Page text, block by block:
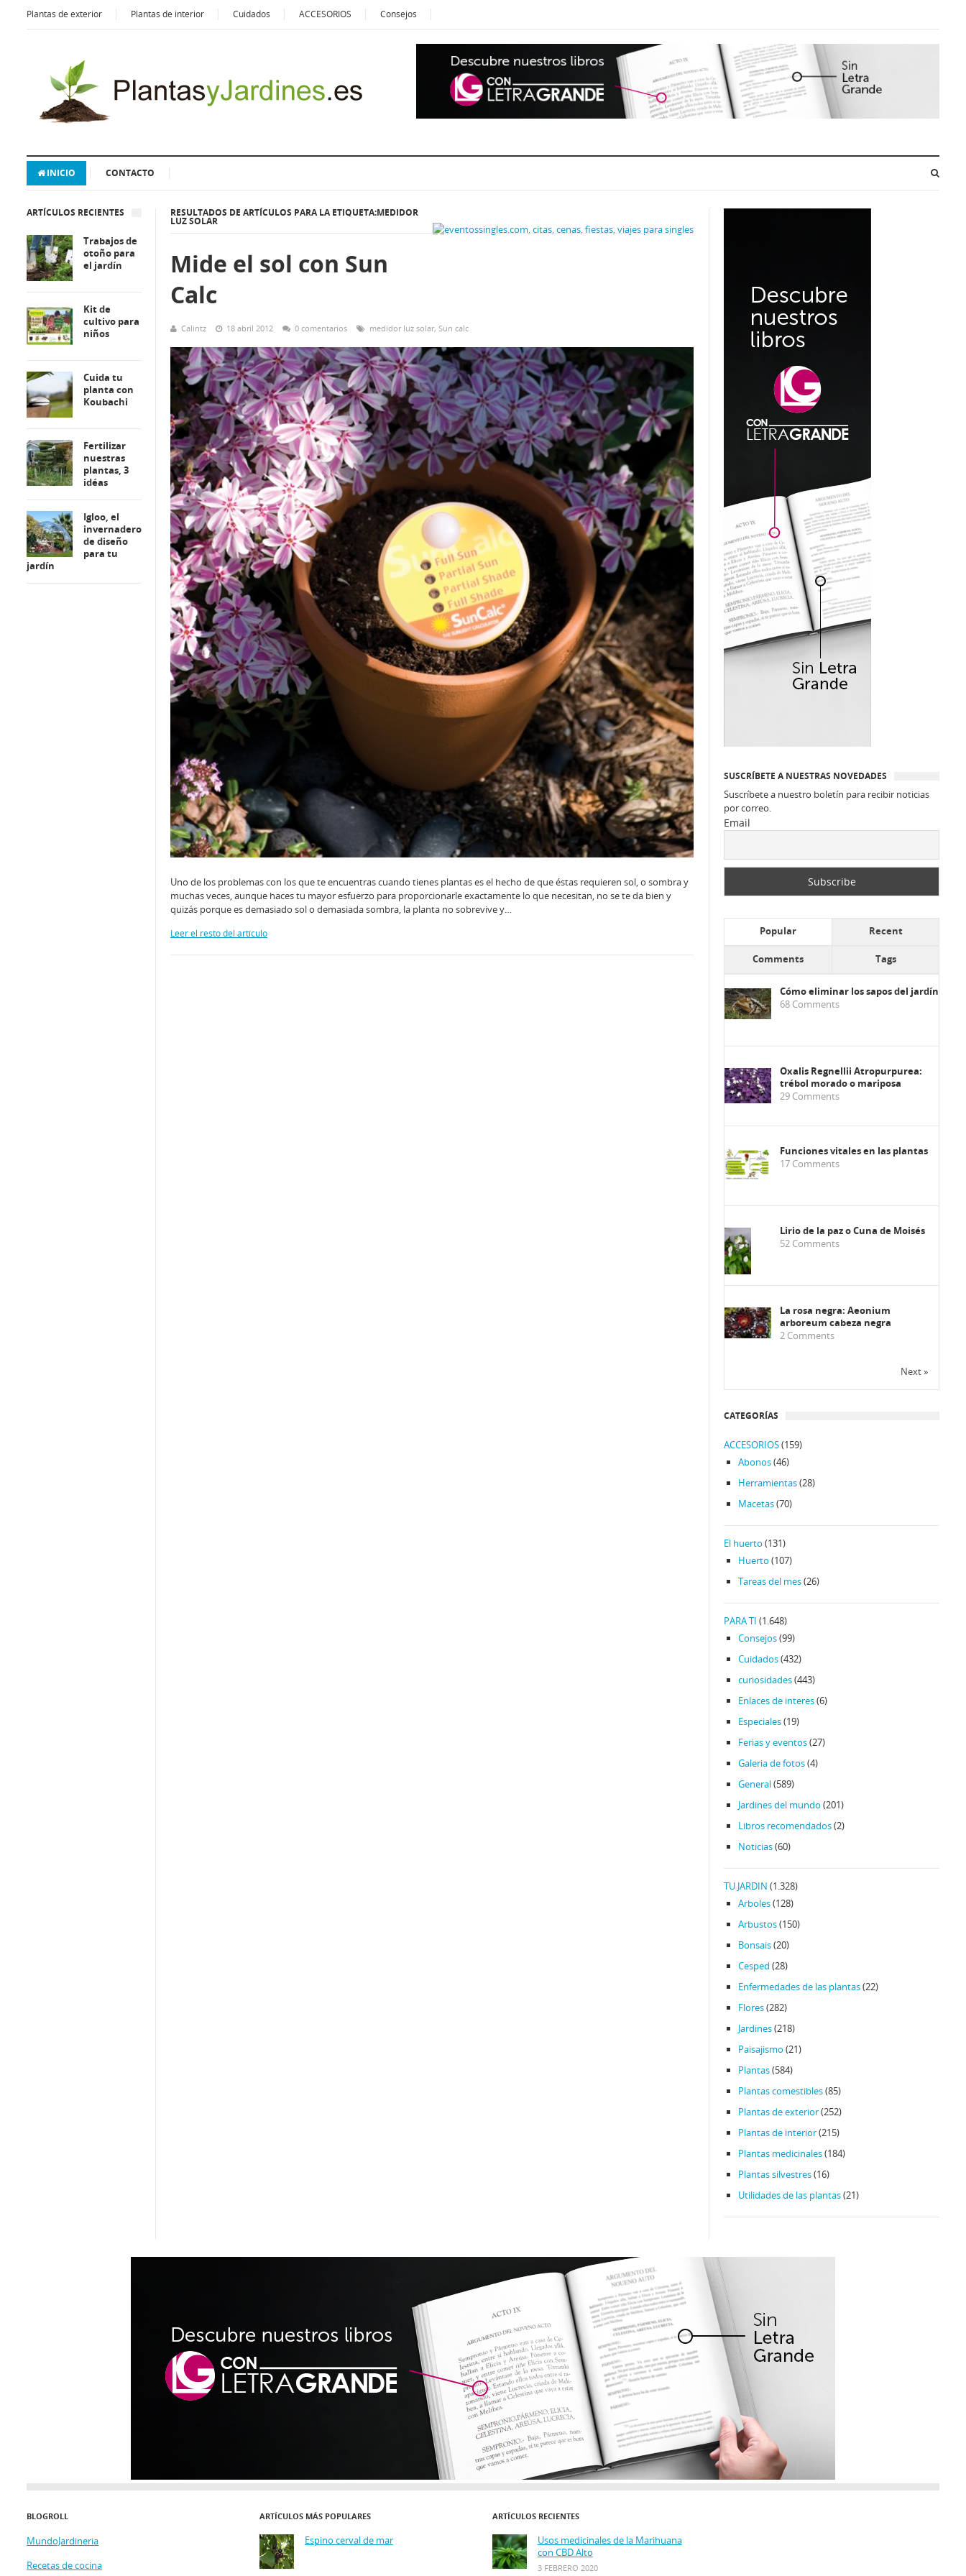
Plantas de exterior Plantas de interior Cuidados ACCESORIOS Consejos
INICIO CONTACTO
RESULTADOS DE ARTÍCULOS PARA LA ETIQUETA:MEDIDOR
LUZ SOLAR
Mide el sol con Sun
Calc
Calintz 18 abril 2012 0 comentarios medidor luz solar, Sun calc
Uno de los problemas con los que te encuentras cuando tienes plantas es el hecho de que éstas requieren sol, o sombra y
muchas veces, aunque haces tu mayor esfuerzo para proporcionarle exactamente lo que necesitan, no se te da bien y
quizás porque es demasiado sol o demasiada sombra, la planta no sobrevive y…
Leer el resto del artículo
ARTÍCULOS RECIENTES
Trabajos de
otoño para
el jardín
Kit de
cultivo para
niños
Cuida tu
planta con
Koubachi
Fertilizar
nuestras
plantas, 3
idéas
Igloo, el
invernadero
de diseño
para tu
jardín
SUSCRÍBETE A NUESTRAS NOVEDADES
Suscríbete a nuestro boletín para recibir noticias
por correo.
Email
Popular Recent
Comments Tags
Cómo eliminar los sapos del jardín
68 Comments
Oxalis Regnellii Atropurpurea:
trébol morado o mariposa
29 Comments
Funciones vitales en las plantas
17 Comments
Lirio de la paz o Cuna de Moisés
52 Comments
La rosa negra: Aeonium
arboreum cabeza negra
2 Comments
Next »
CATEGORÍAS
ACCESORIOS(159)
Abonos(46)
Herramientas(28)
Macetas(70)
El huerto (131)
Huerto (107)
Tareas del mes(26)
PARA TI (1.648)
Consejos(99)
Cuidados(432)
curiosidades(443)
Enlaces de interes(6)
Especiales(19)
Ferias y eventos(27)
Galeria de fotos(4)
General(589)
Jardines del mundo (201)
Libros recomendados(2)
Noticias(60)
TU JARDIN (1.328)
Arboles(128)
Arbustos(150)
Bonsais(20)
Cesped (28)
Enfermedades de las plantas(22)
Flores(282)
Jardines(218)
Paisajismo (21)
Plantas(584)
Plantas comestibles(85)
Plantas de exterior(252)
Plantas de interior(215)
Plantas medicinales(184)
Plantas silvestres(16)
Utilidades de las plantas(21)
BLOGROLL
MundoJardineria
Recetas de cocina
ARTÍCULOS MÁS POPULARES
Espino cerval de mar
ARTÍCULOS RECIENTES
Usos medicinales de la Marihuana
con CBD Alto
3 FEBRERO 2020